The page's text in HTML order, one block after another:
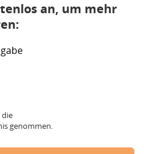
an, um mehr
die
genommen.